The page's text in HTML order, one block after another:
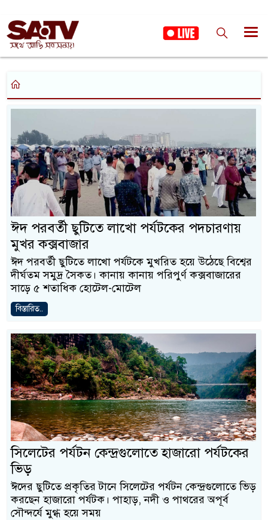
ঈদ পরবর্তী ছুটিতে লাখো পর্যটকের পদচারণায়
মুখর কক্সবাজার
ঈদ পরবর্তী ছুটিতে লাখো পর্যটকে মুখরিত হয়ে উঠেছে বিশ্বের
দীর্ঘতম সমুদ্র সৈকত। কানায় কানায় পরিপুর্ণ কক্সবাজারের
সাড়ে ৫ শতাধিক হোটেল-মোটেল
বিস্তারিত..
সিলেটের পর্যটন কেন্দ্রগুলোতে হাজারো পর্যটকের
ভিড়
ঈদের ছুটিতে প্রকৃতির টানে সিলেটের পর্যটন কেন্দ্রগুলোতে ভিড়
করছেন হাজারো পর্যটক। পাহাড়, নদী ও পাথরের অপূর্ব
সৌন্দর্যে মুগ্ধ হয়ে সময়